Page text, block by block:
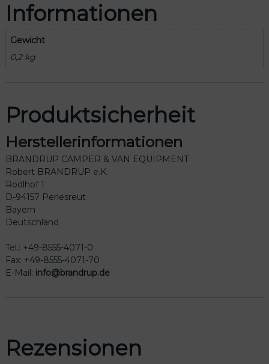
V
e
u
n
M
e
n
g
e
Informationen
Gewicht
0,2 kg
Produktsicherheit
Herstellerinformationen
BRANDRUP CAMPER & VAN EQUIPMENT
Robert BRANDRUP e.K.
Rodlhof 1
D-94157 Perlesreut
Bayern
Deutschland
Tel.: +49-8555-4071-0
Fax: +49-8555-4071-70
E-Mail: info@brandrup.de
Rezensionen